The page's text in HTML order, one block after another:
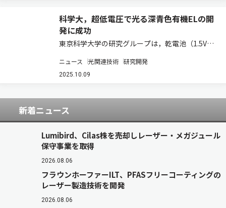
科学大，超低電圧で光る深青色有機ELの開
発に成功
東京科学大学の研究グループは，乾電池（1.5V）
発光する深青色有機ELの開発に成功した（ニュー
スリリース）。 有機ELは大画面テレビやスマー
ニュース 光関連技術 研究開発
2025.10.09
新着ニュース
Lumibird、Cilas株を売却しレーザー・メガジュール
保守事業を取得
2026.08.06
フラウンホーファーILT、PFASフリーコーティングの
レーザー製造技術を開発
2026.08.06